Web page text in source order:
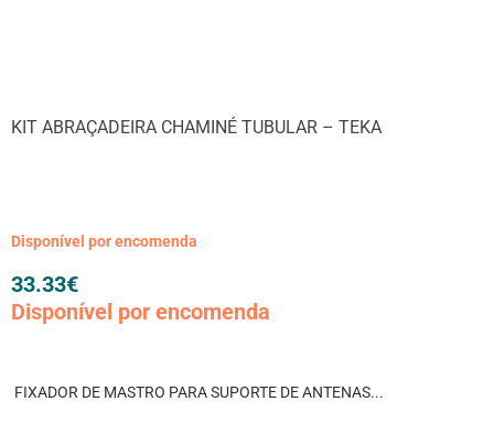
KIT ABRAÇADEIRA CHAMINÉ TUBULAR – TEKA
Disponível por encomenda
33.33€
Disponível por encomenda
FIXADOR DE MASTRO PARA SUPORTE DE ANTENAS...